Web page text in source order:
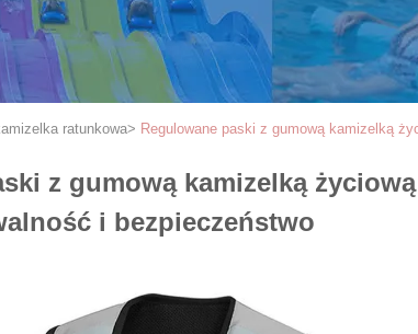
ratunkowa> Regulowane paski z gumową kamizelką
z gumową kamizelką
i bezpieczeństwo